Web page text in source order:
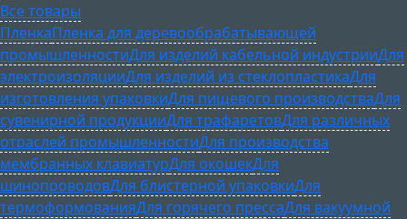
Все товары
ПленкаПленка для деревообрабатывающей
промышленностиДля изделий кабельной индустрииДля
электроизоляцииДля изделий из стеклопластикаДля
изготовления упаковкиДля пищевого производстваДля
сувенирной продукцииДля трафаретовДля различных
отраслей промышленностиДля производства
мембранных клавиатурДля окошекДля
шинопроводовДля блистерной упаковкиДля
термоформованияДля горячего прессаДля вакуумной